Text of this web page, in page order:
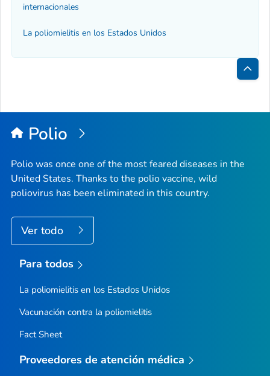
internacionales
La poliomielitis en los Estados Unidos
la
Polio
Polio was once one of the most feared diseases in the
United States. Thanks to the polio vaccine, wild
poliovirus has been eliminated in this country.
Ver todo
Para todos
La poliomielitis en los Estados Unidos
Vacunación contra la poliomielitis
Fact Sheet
Proveedores de atención médica